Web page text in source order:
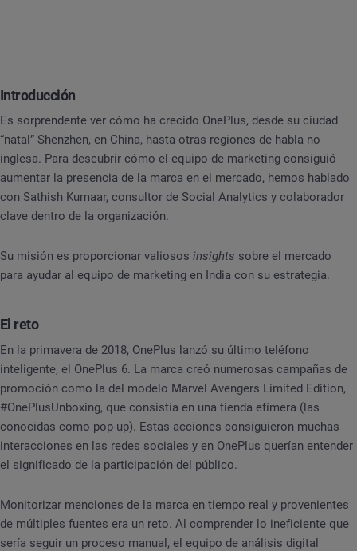
Introducción
Es sorprendente ver cómo ha crecido OnePlus, desde su ciudad
“natal” Shenzhen, en China, hasta otras regiones de habla no
inglesa. Para descubrir cómo el equipo de marketing consiguió
aumentar la presencia de la marca en el mercado, hemos hablado
con Sathish Kumaar, consultor de Social Analytics y colaborador
clave dentro de la organización.
Su misión es proporcionar valiosos insights sobre el mercado
para ayudar al equipo de marketing en India con su estrategia.
El reto
En la primavera de 2018, OnePlus lanzó su último teléfono
inteligente, el OnePlus 6. La marca creó numerosas campañas de
promoción como la del modelo Marvel Avengers Limited Edition,
#OnePlusUnboxing, que consistía en una tienda efímera (las
conocidas como pop-up). Estas acciones consiguieron muchas
interacciones en las redes sociales y en OnePlus querían entender
el significado de la participación del público.
Monitorizar menciones de la marca en tiempo real y provenientes
de múltiples fuentes era un reto. Al comprender lo ineficiente que
sería seguir un proceso manual, el equipo de análisis digital